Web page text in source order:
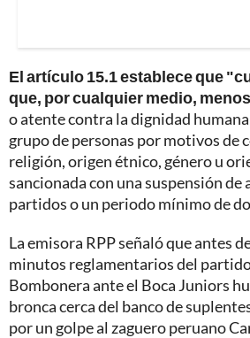
El artículo 15.1 establece que
que, por cualquier medio,
o atente contra la dignidad
grupo de personas por motivos de
religión, origen étnico, género u
sancionada con una suspensión de
partidos o un periodo mínimo de
La emisora RPP señaló que antes
minutos reglamentarios del
Bombonera ante el Boca Juniors
bronca cerca del banco de
por un golpe al zaguero peruano